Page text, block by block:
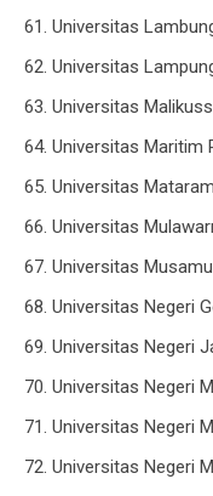
61. Universitas
62. Universitas
63. Universitas
64. Universitas Maritim
65. Universitas
66. Universitas
67. Universitas
68. Universitas Negeri
69. Universitas Negeri
70. Universitas Negeri
71. Universitas Negeri
72. Universitas Negeri